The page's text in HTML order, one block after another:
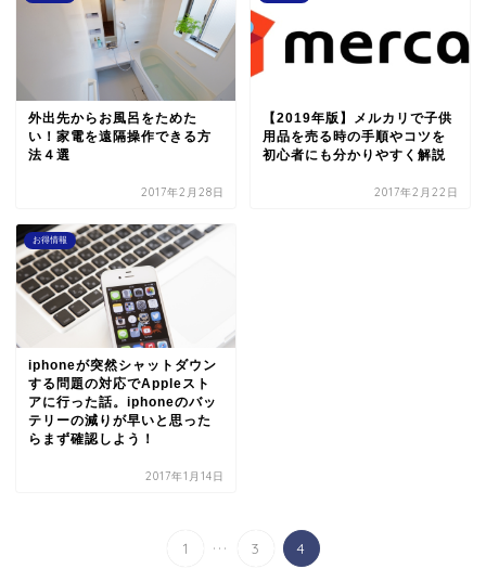
外出先からお風呂をためた
い！家電を遠隔操作できる方
法４選
2017年2月28日
【2019年版】メルカリで子供
用品を売る時の手順やコツを
初心者にも分かりやすく解説
2017年2月22日
お得情報
iphoneが突然シャットダウン
する問題の対応でAppleスト
アに行った話。iphoneのバッ
テリーの減りが早いと思った
らまず確認しよう！
2017年1月14日
1 ... 3 4